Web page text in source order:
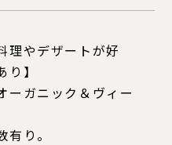
理やデザートが好
り】
ーガニック＆ヴィー
有り。